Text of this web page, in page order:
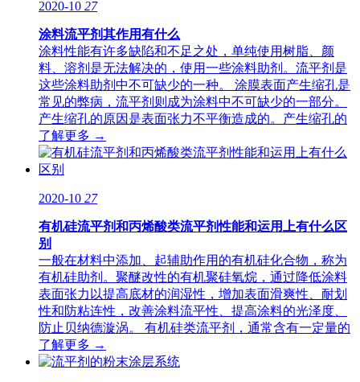
2020-10 27
涂料流平剂其作用有什么
涂料性能有许多缺陷和不足之处，单纯使用树脂、颜
料、溶剂是无法解决的，使用一些涂料助剂。流平剂是
这些涂料助剂中不可缺少的一种。 涂膜表面产生缩孔是
常见的弊病，流平剂则成为涂料中不可缺少的一部分。
产生缩孔的原因是表面张力不平衡造成的。产生缩孔的
了解更多 →
2020-10 27
有机硅流平剂和丙烯酸类流平剂性能和运用上有什么区
别
一般在材料中添加、起辅助作用的有机硅化合物，称为
有机硅助剂。聚醚改性的有机聚硅氧烷，通过降低涂料
表面张力以提高底材的润湿性，增加表面滑爽性、耐划
性和防粘连性，改善涂料流平性、提高涂料的光泽度、
防止贝纳德漩涡。 有机硅类流平剂，通常含有一定量的
了解更多 →